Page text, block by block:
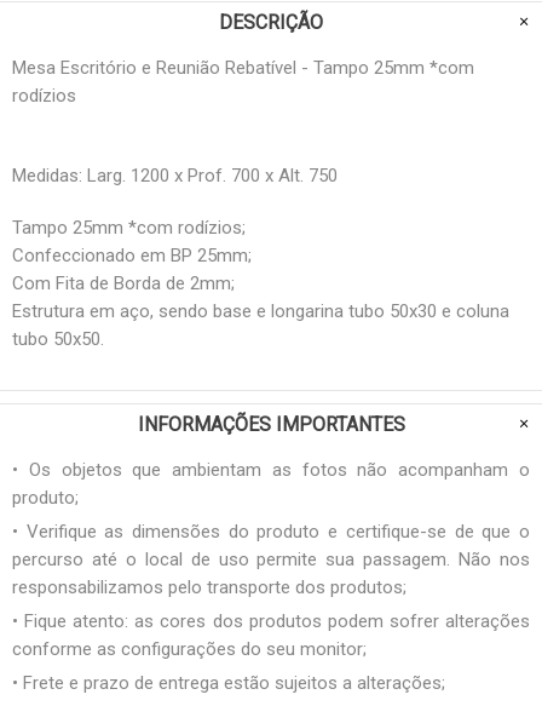
DESCRIÇÃO
Mesa Escritório e Reunião Rebatível - Tampo 25mm *com
rodízios
Medidas: Larg. 1200 x Prof. 700 x Alt. 750
Tampo 25mm *com rodízios;
Confeccionado em BP 25mm;
Com Fita de Borda de 2mm;
Estrutura em aço, sendo base e longarina tubo 50x30 e coluna
tubo 50x50.
INFORMAÇÕES IMPORTANTES
• Os objetos que ambientam as fotos não acompanham o
produto;
• Verifique as dimensões do produto e certifique-se de que o
percurso até o local de uso permite sua passagem. Não nos
responsabilizamos pelo transporte dos produtos;
• Fique atento: as cores dos produtos podem sofrer alterações
conforme as configurações do seu monitor;
• Frete e prazo de entrega estão sujeitos a alterações;